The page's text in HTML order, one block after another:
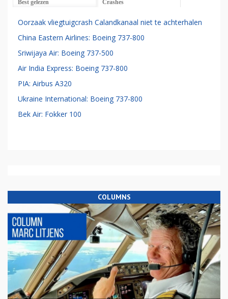
Best gelezen Crashes
Oorzaak vliegtuigcrash Calandkanaal niet te achterhalen
China Eastern Airlines: Boeing 737-800
Sriwijaya Air: Boeing 737-500
Air India Express: Boeing 737-800
PIA: Airbus A320
Ukraine International: Boeing 737-800
Bek Air: Fokker 100
COLUMNS